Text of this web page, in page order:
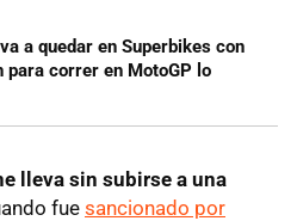
a quedar en Superbikes con
para correr en MotoGP lo
lleva sin subirse a una
fue sancionado por